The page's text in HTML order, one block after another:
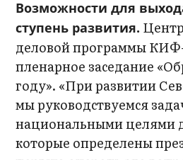
Возможности для
ступень развития.
деловой программы КИФ-
пленарное заседание
году». «При развитии
мы руководствуемся
национальными целями
которые определены